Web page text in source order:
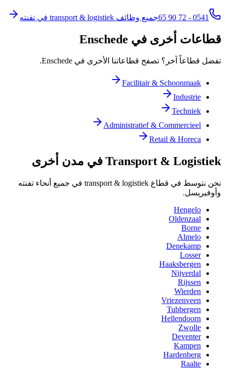
0541 - 72 90 65 جميع وظائف transport & logistiek في تفنته
قطاعات أخرى في Enschede
تفضل قطاعاً آخر؟ تصفح قطاعاتنا الأخرى في Enschede.
Facilitair & Schoonmaak
Industrie
Techniek
Administratief & Commercieel
Retail & Horeca
Transport & Logistiek في مدن أخرى
نحن نتوسط في قطاع transport & logistiek في جميع أنحاء تفنته
وأوفيريسل.
Hengelo
Oldenzaal
Borne
Almelo
Denekamp
Losser
Haaksbergen
Nijverdal
Rijssen
Wierden
Vriezenveen
Tubbergen
Hellendoorn
Zwolle
Deventer
Kampen
Hardenberg
Raalte